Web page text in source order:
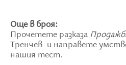
Още в броя:
Прочетете разказа
Тренчев и направете
нашия тест.